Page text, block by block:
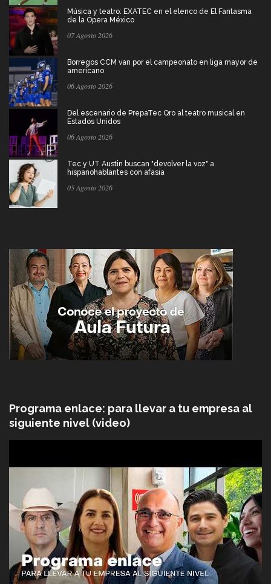
Música y teatro: EXATEC en el elenco de El Fantasma
de la Ópera México
07 Agosto 2026
Borregos CCM van por el campeonato en liga mayor de
americano
06 Agosto 2026
Del escenario de PrepaTec Qro al teatro musical en
Estados Unidos
06 Agosto 2026
Tec y UT Austin buscan "devolver la voz" a
hispanohablantes con afasia
05 Agosto 2026
Programa enlace: para llevar a tu empresa al
siguiente nivel (video)